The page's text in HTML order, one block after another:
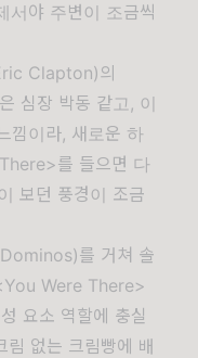
서야 주변이 조금씩
Clapton)의
심장 박동 같고, 이
낌이라, 새로운 하
를 들으면 다
보던 풍경이 조금
를 거쳐 솔
Were There>
요소 역할에 충실
없는 크림빵에 배